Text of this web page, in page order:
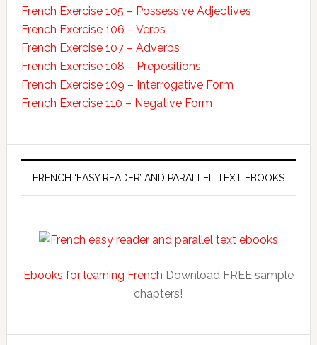
French Exercise 105 – Possessive Adjectives
French Exercise 106 – Verbs
French Exercise 107 – Adverbs
French Exercise 108 – Prepositions
French Exercise 109 – Interrogative Form
French Exercise 110 – Negative Form
FRENCH ‘EASY READER’ AND PARALLEL TEXT EBOOKS
Ebooks for learning French Download FREE sample
chapters!